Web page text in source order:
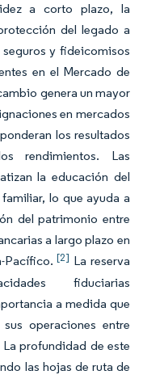
a corto plazo, la
del legado a
y fideicomisos
en el Mercado de
genera un mayor
en mercados
los resultados
rendimientos. Las
la educación del
lo que ayuda a
del patrimonio entre
a largo plazo en
Pacífico.[2] La reserva
fiduciarias
a medida que
operaciones entre
profundidad de este
las hojas de ruta de